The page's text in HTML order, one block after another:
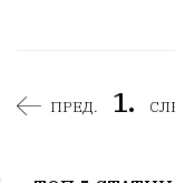
ПРЕД. 1.